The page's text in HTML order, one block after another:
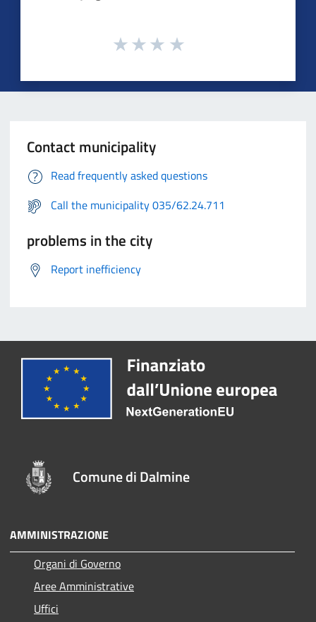
Contact municipality
Read frequently asked questions
Call the municipality 035/62.24.711
problems in the city
Report inefficiency
Comune di Dalmine
AMMINISTRAZIONE
Organi di Governo
Aree Amministrative
Uffici